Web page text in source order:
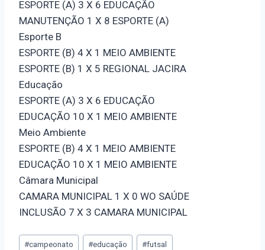
ESPORTE (A) 3 X 6 EDUCAÇÃO
MANUTENÇÃO 1 X 8 ESPORTE (A)
Esporte B
ESPORTE (B) 4 X 1 MEIO AMBIENTE
ESPORTE (B) 1 X 5 REGIONAL JACIRA
Educação
ESPORTE (A) 3 X 6 EDUCAÇÃO
EDUCAÇÃO 10 X 1 MEIO AMBIENTE
Meio Ambiente
ESPORTE (B) 4 X 1 MEIO AMBIENTE
EDUCAÇÃO 10 X 1 MEIO AMBIENTE
Câmara Municipal
CAMARA MUNICIPAL 1 X 0 WO SAÚDE
INCLUSÃO 7 X 3 CAMARA MUNICIPAL
#campeonato #educação #futsal